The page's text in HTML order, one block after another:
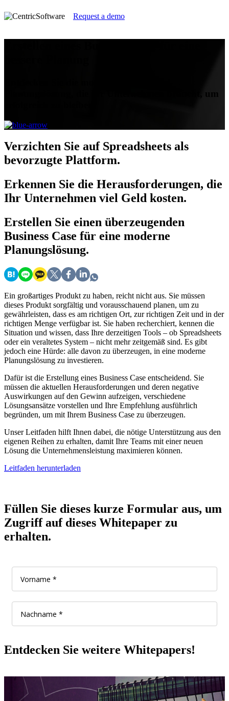
Request a demo
Planungslösung, die Ihr Unternehmen braucht, um
Verzichten Sie auf Spreadsheets als
bevorzugte Plattform.
Erkennen Sie die Herausforderungen, die
Ihr Unternehmen viel Geld kosten.
Erstellen Sie einen überzeugenden
Business Case für eine moderne
Planungslösung.
Ein großartiges Produkt zu haben, reicht nicht aus. Sie müssen
dieses Produkt sorgfältig und vorausschauend planen, um zu
gewährleisten, dass es am richtigen Ort, zur richtigen Zeit und in der
richtigen Menge verfügbar ist. Sie haben recherchiert, kennen die
Situation und wissen, dass Ihre derzeitigen Tools – ob Spreadsheets
oder ein veraltetes System – nicht mehr zeitgemäß sind. Es gibt
jedoch eine Hürde: alle davon zu überzeugen, in eine moderne
Planungslösung zu investieren.
Dafür ist die Erstellung eines Business Case entscheidend. Sie
müssen die aktuellen Herausforderungen und deren negative
Auswirkungen auf den Gewinn aufzeigen, verschiedene
Lösungsansätze vorstellen und Ihre Empfehlung ausführlich
begründen, um mit Ihrem Business Case zu überzeugen.
Unser Leitfaden hilft Ihnen dabei, die nötige Unterstützung aus den
eigenen Reihen zu erhalten, damit Ihre Teams mit einer neuen
Lösung die Unternehmensleistung maximieren können.
Leitfaden herunterladen
Füllen Sie dieses kurze Formular aus, um
Zugriff auf dieses Whitepaper zu
erhalten.
Entdecken Sie weitere Whitepapers!